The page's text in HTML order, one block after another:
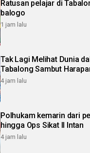
Ratusan pelajar di
balogo
1 jam lalu
Tak Lagi Melihat Dunia
Tabalong Sambut
4 jam lalu
Polhukam kemarin dari
hingga Ops Sikat II Intan
4 jam lalu